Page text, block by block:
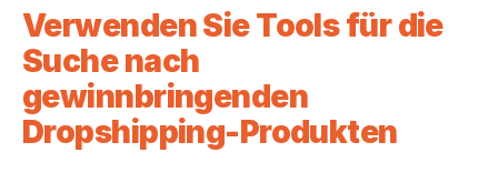
Verwenden Sie Tools für die
Suche nach
gewinnbringenden
Dropshipping-Produkten